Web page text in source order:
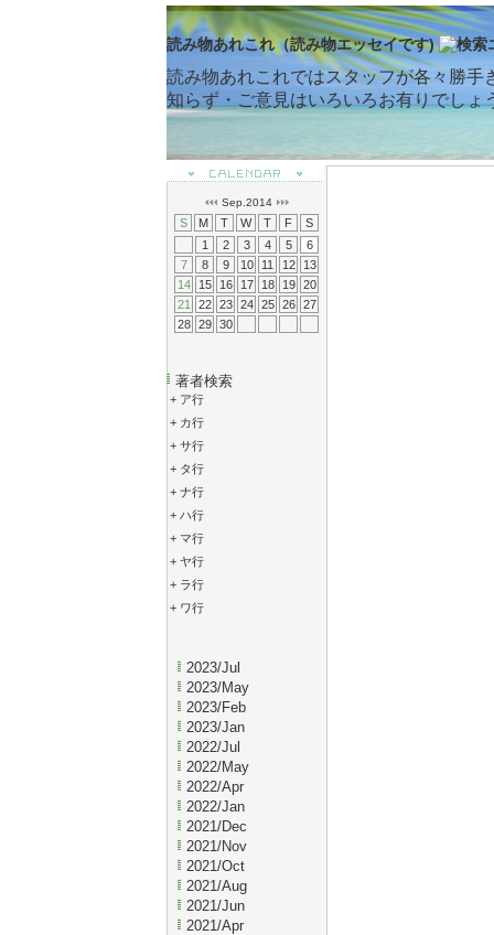
読み物あれこれ（読み物エッセイです)
読み物あれこれではスタッフが各々勝
知らず・ご意見はいろいろお有りでし
Sep.2014
S M T W T F
S
1
2 3 4 5
6
7
8 9 10 11 12
13
14
15 16 17 18 19
20
21
22 23 24 25 26
27
28
29 30
著者検索
+ ア行
+ カ行
+ サ行
+ タ行
+ ナ行
+ ハ行
+ マ行
+ ヤ行
+ ラ行
+ ワ行
2023/Jul
2023/May
2023/Feb
2023/Jan
2022/Jul
2022/May
2022/Apr
2022/Jan
2021/Dec
2021/Nov
2021/Oct
2021/Aug
2021/Jun
2021/Apr